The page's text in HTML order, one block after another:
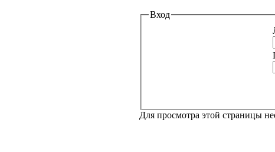
Вход
Для просмотра этой страницы